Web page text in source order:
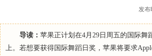
发布
导读： 苹果正计划在4月29日周五的国际舞
上。若想要获得国际舞蹈日奖，苹果将要求